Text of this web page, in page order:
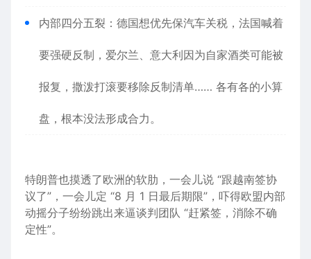
内部四分五裂： 德国想优先保汽车关税，法国喊着
要强硬反制， 爱尔兰、 意大利因为自家酒类可能被
报复，撒泼打滚要移除反制清单…… 各有各的小算
盘，根本没法形成合力。
特朗普也摸透了欧洲的软肋，一会儿说 “跟越南签协
议了”，一会儿定 “8 月 1 日最后期限”，吓得欧盟内部
动摇分子纷纷跳出来逼谈判团队 “赶紧签，消除不确
定性”。